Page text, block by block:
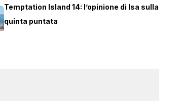
Temptation Island 14: l’opinione di Isa sulla
quinta puntata